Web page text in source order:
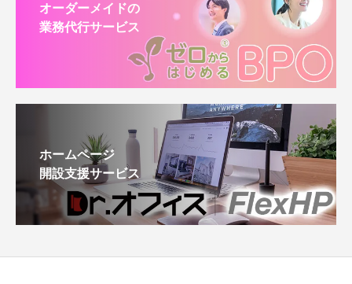
オーダーメイドの
業務代行サービス
ホームページ
開設支援サービス